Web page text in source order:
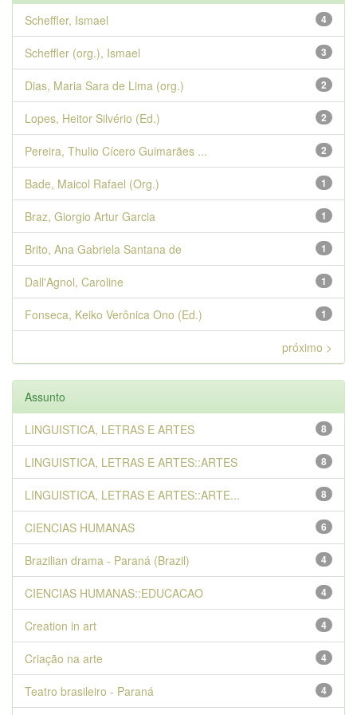
4
Scheffler, Ismael
3
Scheffler (org.), Ismael
2
Dias, Maria Sara de Lima (org.)
2
Lopes, Heitor Silvério (Ed.)
2
Pereira, Thulio Cícero Guimarães ...
1
Bade, Maicol Rafael (Org.)
1
Braz, Giorgio Artur Garcia
1
Brito, Ana Gabriela Santana de
1
Dall'Agnol, Caroline
1
Fonseca, Keiko Verônica Ono (Ed.)
próximo >
Assunto
8
LINGUISTICA, LETRAS E ARTES
8
LINGUISTICA, LETRAS E ARTES::ARTES
8
LINGUISTICA, LETRAS E ARTES::ARTE...
6
CIENCIAS HUMANAS
4
Brazilian drama - Paraná (Brazil)
4
CIENCIAS HUMANAS::EDUCACAO
4
Creation in art
4
Criação na arte
4
Teatro brasileiro - Paraná